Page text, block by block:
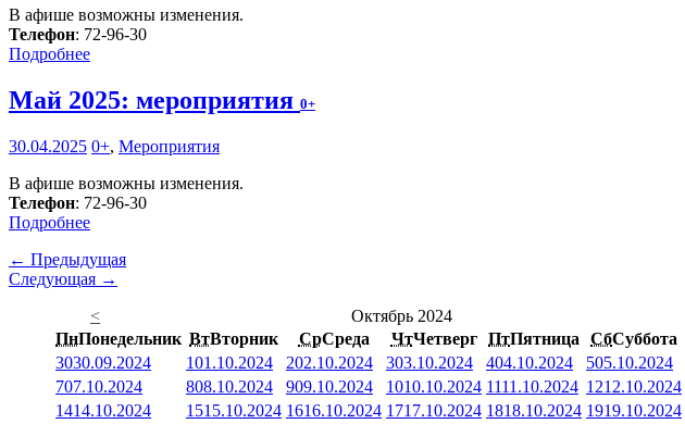
В афише возможны изменения.
Телефон: 72-96-30
Подробнее
Май 2025: мероприятия 0+
30.04.2025 0+, Мероприятия
В афише возможны изменения.
Телефон: 72-96-30
Подробнее
← Предыдущая
Следующая →
<
Октябрь 2024
ПнПонедельник ВтВторник СрСреда ЧтЧетверг ПтПятница СбСуббота
3030.09.2024 101.10.2024 202.10.2024 303.10.2024 404.10.2024 505.10.2024
707.10.2024 808.10.2024 909.10.2024 1010.10.2024 1111.10.2024 1212.10.2024
1414.10.2024 1515.10.2024 1616.10.2024 1717.10.2024 1818.10.2024 1919.10.2024